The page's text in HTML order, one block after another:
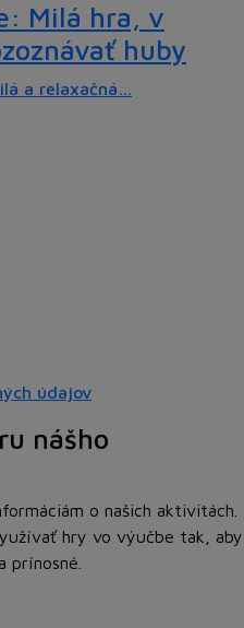
Milá hra, v
huby
a relaxačná…
údajov
nášho
o našich aktivitách.
hry vo výučbe tak, aby
prínosné.